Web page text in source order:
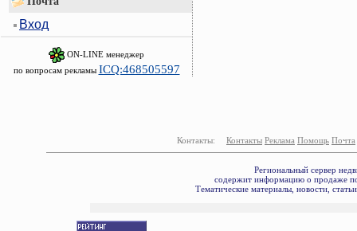
Вход
ON-LINE менеджер
по вопросам рекламы ICQ:468505597
Контакты: Контакты Реклама Помощь Почта
Региональный сервер
содержит информацию о продаже
Тематические материалы, новости,